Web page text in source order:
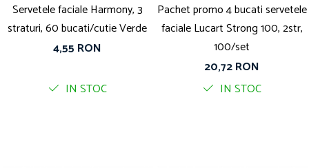
Servetele faciale Harmony, 3
straturi, 60 bucati/cutie Verde
4,55 RON
IN STOC
Pachet promo 4 bucati servetele
faciale Lucart Strong 100, 2str,
100/set
20,72 RON
IN STOC